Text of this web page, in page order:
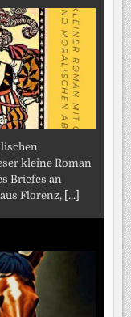
kleine Roman
Briefes an
Florenz, [...]